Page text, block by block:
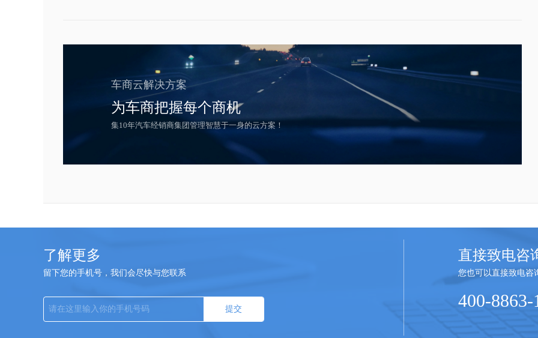
车商云解决方案
为车商把握每个商机
集10年汽车经销商集团管理智慧于一身的云方案！
了解更多
留下您的手机号，我们会尽快与您联系
提交
直接致电咨
您也可以直接致电咨
400-8863-